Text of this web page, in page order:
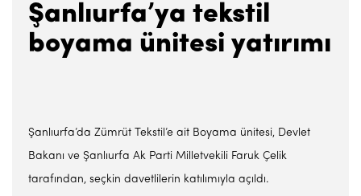
Şanlıurfa’ya tekstil
boyama ünitesi yatırımı
Şanlıurfa’da Zümrüt Tekstil’e ait Boyama ünitesi, Devlet
Bakanı ve Şanlıurfa Ak Parti Milletvekili Faruk Çelik
tarafından, seçkin davetlilerin katılımıyla açıldı.